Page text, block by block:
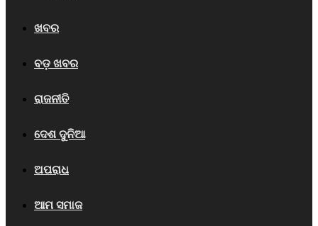
ଖବର
ବଡ଼ ଖବର
ରାଜନୀତି
ଦେଶ ଦୁନିଆ
ଅପରାଧ
ଆମ ସମାଜ